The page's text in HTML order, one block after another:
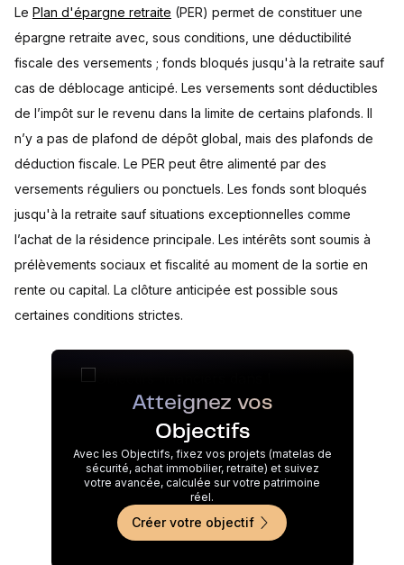
Le Plan d'épargne retraite (PER) permet de constituer une
épargne retraite avec, sous conditions, une déductibilité
fiscale des versements ; fonds bloqués jusqu'à la retraite sauf
cas de déblocage anticipé. Les versements sont déductibles
de l’impôt sur le revenu dans la limite de certains plafonds. Il
n’y a pas de plafond de dépôt global, mais des plafonds de
déduction fiscale. Le PER peut être alimenté par des
versements réguliers ou ponctuels. Les fonds sont bloqués
jusqu'à la retraite sauf situations exceptionnelles comme
l’achat de la résidence principale. Les intérêts sont soumis à
prélèvements sociaux et fiscalité au moment de la sortie en
rente ou capital. La clôture anticipée est possible sous
certaines conditions strictes.
Atteignez vos
Objectifs
Avec les Objectifs, fixez vos projets (matelas de
sécurité, achat immobilier, retraite) et suivez
votre avancée, calculée sur votre patrimoine
réel.
Créer votre objectif